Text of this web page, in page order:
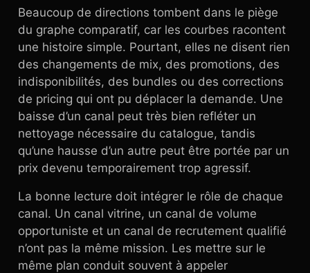
Beaucoup de directions tombent dans le piège
du graphe comparatif, car les courbes racontent
une histoire simple. Pourtant, elles ne disent rien
des changements de mix, des promotions, des
indisponibilités, des bundles ou des corrections
de pricing qui ont pu déplacer la demande. Une
baisse d’un canal peut très bien refléter un
nettoyage nécessaire du catalogue, tandis
qu’une hausse d’un autre peut être portée par un
prix devenu temporairement trop agressif.
La bonne lecture doit intégrer le rôle de chaque
canal. Un canal vitrine, un canal de volume
opportuniste et un canal de recrutement qualifié
n’ont pas la même mission. Les mettre sur le
même plan conduit souvent à appeler